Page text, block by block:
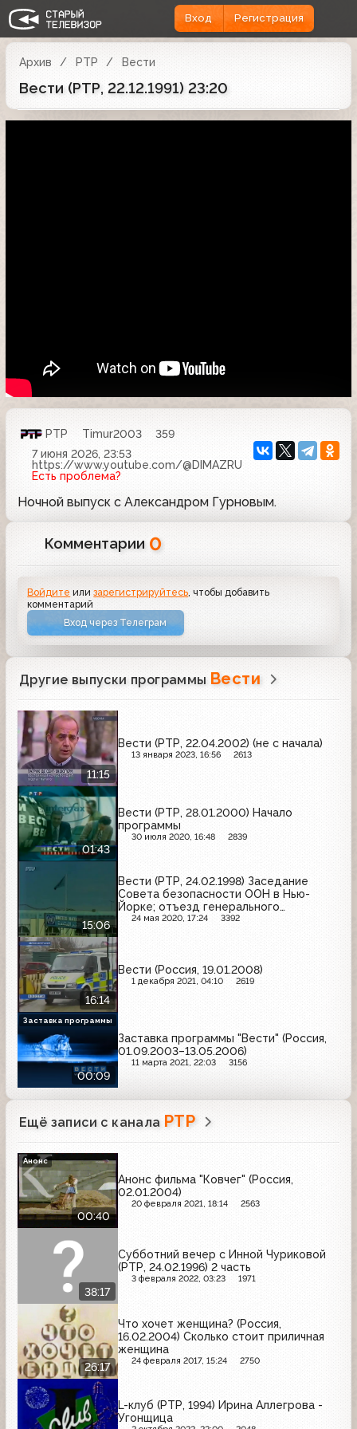
Вход Регистрация
Архив РТР Вести
Вести (РТР, 22.12.1991) 23:20
РТР Timur2003
359
7 июня 2026, 23:53
https://www.youtube.com/@DIMAZRU
Есть проблема?
Ночной выпуск с Александром Гурновым.
Комментарии 0
Войдите илизарегистрируйтесь , чтобы добавить
комментарий
Вход через Телеграм
Другие выпуски программы Вести
11:15
Вести (РТР, 22.04.2002) (не с начала)
13 января 2023, 16:56 2613
01:43
Вести (РТР, 28.01.2000) Начало
программы
30 июля 2020, 16:48 2839
15:06
Вести (РТР, 24.02.1998) Заседание
Совета безопасности ООН в Нью-
Йорке; отъезд генерального
секретаря ООН из Багдада;
24 мая 2020, 17:24 3392
16:14
Вести (Россия, 19.01.2008)
1 декабря 2021, 04:10 2619
00:09
Заставка программы "Вести" (Россия,
01.09.2003–13.05.2006)
11 марта 2021, 22:03 3156
Заставка программы
Ещё записи с канала РТР
00:40
Анонс фильма "Ковчег" (Россия,
02.01.2004)
20 февраля 2021, 18:14 2563
Анонс
38:17
Субботний вечер с Инной Чуриковой
(РТР, 24.02.1996) 2 часть
3 февраля 2022, 03:23 1971
26:17
Что хочет женщина? (Россия,
16.02.2004) Сколько стоит приличная
женщина
24 февраля 2017, 15:24 2750
L-клуб (РТР, 1994) Ирина Аллегрова -
Угонщица